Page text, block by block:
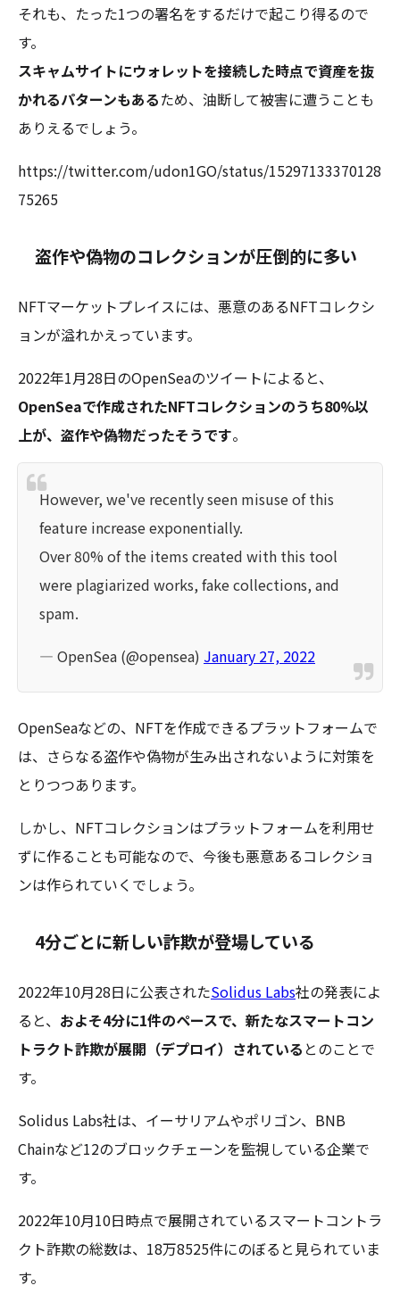
それも、たった1つの署名をするだけで起こり得るので
す。
スキャムサイトにウォレットを接続した時点で資産を抜
かれるパターンもあるため、油断して被害に遭うことも
ありえるでしょう。
https://twitter.com/udon1GO/status/15297133370128
75265
盗作や偽物のコレクションが圧倒的に多い
NFTマーケットプレイスには、悪意のあるNFTコレクシ
ョンが溢れかえっています。
2022年1月28日のOpenSeaのツイートによると、
OpenSeaで作成されたNFTコレクションのうち80%以
上が、盗作や偽物だったそうです。
However, we've recently seen misuse of this
feature increase exponentially.
Over 80% of the items created with this tool
were plagiarized works, fake collections, and
spam.
— OpenSea (@opensea) January 27, 2022
OpenSeaなどの、NFTを作成できるプラットフォームで
は、さらなる盗作や偽物が生み出されないように対策を
とりつつあります。
しかし、NFTコレクションはプラットフォームを利用せ
ずに作ることも可能なので、今後も悪意あるコレクショ
ンは作られていくでしょう。
4分ごとに新しい詐欺が登場している
2022年10月28日に公表されたSolidus Labs社の発表によ
ると、 およそ4分に1件のペースで、新たなスマートコン
トラクト詐欺が展開（デプロイ）されている とのことで
す。
Solidus Labs社は、イーサリアムやポリゴン、BNB
Chainなど12のブロックチェーンを監視している企業で
す。
2022年10月10日時点で展開されているスマートコントラ
クト詐欺の総数は、18万8525件にのぼると見られていま
す。